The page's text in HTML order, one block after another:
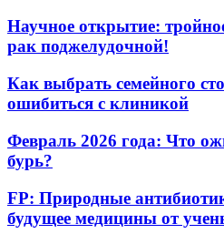
Научное открытие:
рак поджелудочной!
Как выбрать семейного
ошибиться с клиникой
Февраль 2026 года: Что
бурь?
FP: Природные
будущее медицины от